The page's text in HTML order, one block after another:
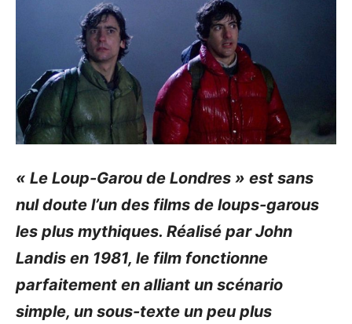
« Le Loup-Garou de Londres » est sans
nul doute l’un des films de loups-garous
les plus mythiques. Réalisé par John
Landis en 1981, le film fonctionne
parfaitement en alliant un scénario
simple, un sous-texte un peu plus